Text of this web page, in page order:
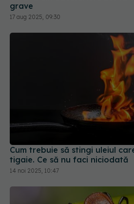
Cum trebuie să stingi uleiul
tigaie. Ce să nu faci niciodată
14 noi 2025, 10:47